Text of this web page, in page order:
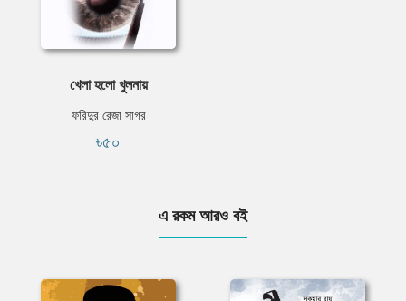
খেলা হলো খুলনায়
ফরিদুর রেজা সাগর
৳৫০
এ রকম আরও বই